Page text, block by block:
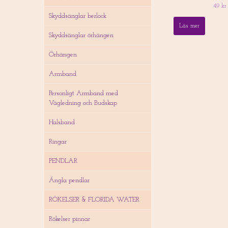
Skyddsänglar berlock
Skyddsänglar örhängen
Örhängen
Armband
Personligt Armband med
Vägledning och Budskap
Halsband
Ringar
PENDLAR
Ängla pendlar
RÖKELSER & FLORIDA WATER
Rökelser pinnar
49 kr
Läs mer